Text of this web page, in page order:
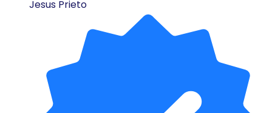
Jesus Prieto